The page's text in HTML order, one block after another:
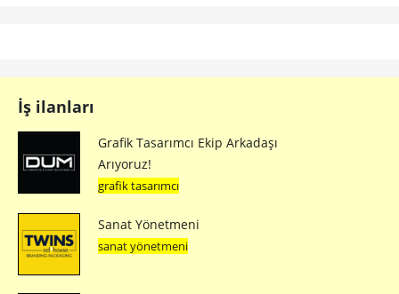
İş ilanları
Grafik Tasarımcı Ekip Arkadaşı
Arıyoruz!
grafik tasarımcı
Sanat Yönetmeni
sanat yönetmeni